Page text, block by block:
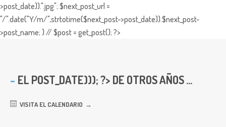
>post_date)).".jpg"; $next_post_url =
"/".date("Y/m/",strtotime($next_post->post_date)).$next_post-
>post_name; } // $post = get_post(); ?>
EL POST_DATE))); ?> DE OTROS AÑOS ...
VISITA EL CALENDARIO